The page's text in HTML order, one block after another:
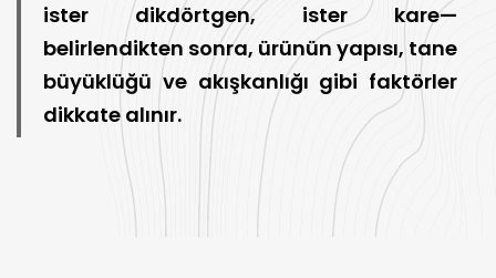
ister dikdörtgen, ister kare—
belirlendikten sonra, ürünün yapısı, tane
büyüklüğü ve akışkanlığı gibi faktörler
dikkate alınır.